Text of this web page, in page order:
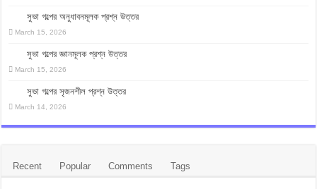
সুভা গল্পের অনুধাবনমূলক প্রশ্ন উত্তর
March 15, 2026
সুভা গল্পের জ্ঞানমূলক প্রশ্ন উত্তর
March 15, 2026
সুভা গল্পের সৃজনশীল প্রশ্ন উত্তর
March 14, 2026
Recent Popular Comments Tags